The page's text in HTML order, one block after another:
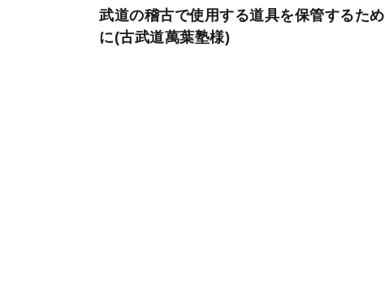
武道の稽古で使用する道具を保管するため
に(古武道萬葉塾様)